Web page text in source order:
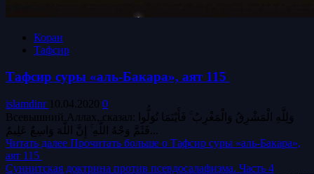
Коран
Тафсир
Тафсир суры «аль-Бакара», аят 115
islamdinr 10.04.2020 0
Всевышний Аллах, сказал: وَلِلَّهِ الْمَشْرِقُ وَالْمَغْرِبُ ۚ فَأَيْنَمَا تُوَلُّوا
Читать далее Прочитать больше о Тафсир суры «аль-Бакара»,
аят 115
Суннитская доктрина против псевдосалафизма. Часть 4